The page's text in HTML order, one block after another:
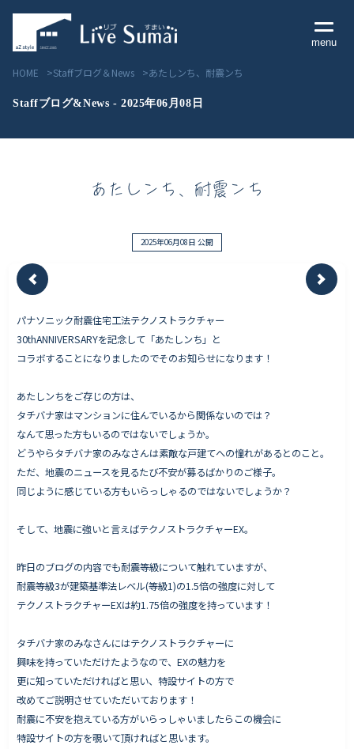
menu
Livesumai 住宅標準性能
Livesumai 保証について
見学会／モデルハウス情報
物件情報
Works - 施工実績
オーナー様の声
完成案内
よくいただくご質問
お役立ちコラム
会社情報
スタッフ紹介
会社概要
Staff ブログ&News
HOME Staffブログ＆News あたしンち、耐震ンち
Staffブログ&News - 2025年06月08日
あたしンち、耐震ンち
2025年06月08日 公開
パナソニック耐震住宅工法テクノストラクチャー
30thANNIVERSARYを記念して「あたしンち」と
コラボすることになりましたのでそのお知らせになります！
あたしンちをご存じの方は、
タチバナ家はマンションに住んでいるから関係ないのでは？
なんて思った方もいるのではないでしょうか。
どうやらタチバナ家のみなさんは素敵な戸建てへの憧れがあるとのこと。
ただ、地震のニュースを見るたび不安が募るばかりのご様子。
同じように感じている方もいらっしゃるのではないでしょうか？
そして、地震に強いと言えばテクノストラクチャーEX。
昨日のブログの内容でも耐震等級について触れていますが、
耐震等級3が建築基準法レベル(等級1)の1.5倍の強度に対して
テクノストラクチャーEXは約1.75倍の強度を持っています！
タチバナ家のみなさんにはテクノストラクチャーに
興味を持っていただけたようなので、EXの魅力を
更に知っていただければと思い、特設サイトの方で
改めてご説明させていただいております！
耐震に不安を抱えている方がいらっしゃいましたらこの機会に
特設サイトの方を覗いて頂ければと思います。